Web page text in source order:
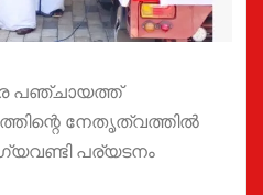
പഞ്ചായത്ത്
നേതൃത്വത്തില്‍
പര്യടനം